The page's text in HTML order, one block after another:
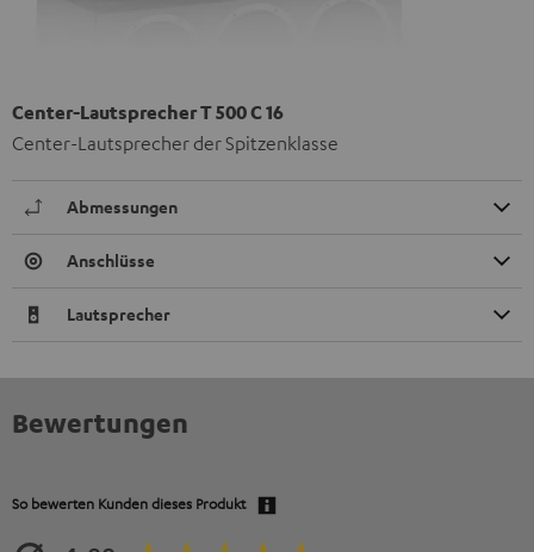
Center-Lautsprecher T 500 C 16
Center-Lautsprecher der Spitzenklasse
Abmessungen
Anschlüsse
Lautsprecher
Bewertungen
So bewerten Kunden dieses Produkt